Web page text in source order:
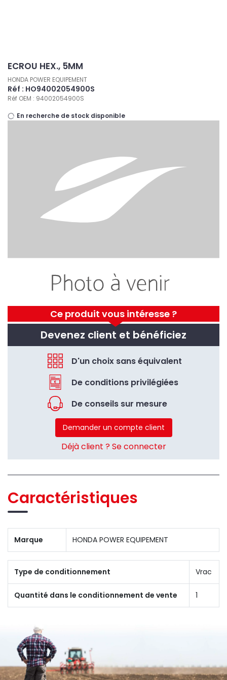
Ce produit vous intéresse ?
Devenez client et bénéficiez
D'un choix sans équivalent
De conditions privilégiées
De conseils sur mesure
Demander un compte client
Déjà client ? Se connecter
ECROU HEX., 5MM
HONDA POWER EQUIPEMENT
Réf : HO94002054900S
Réf OEM : 94002054900S
En recherche de stock disponible
Caractéristiques
Marque HONDA POWER EQUIPEMENT
Type de conditionnement Vrac
Quantité dans le conditionnement de vente 1